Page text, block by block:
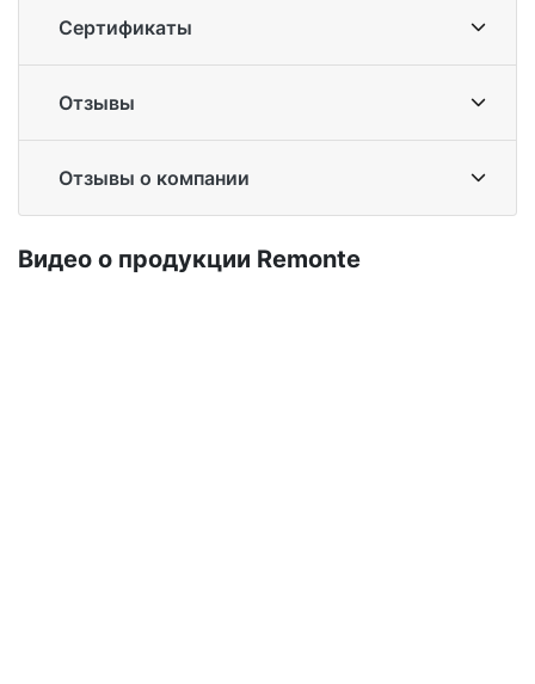
Сертификаты
Отзывы
Отзывы о компании
Ви­део о про­дук­ции Re­mon­te